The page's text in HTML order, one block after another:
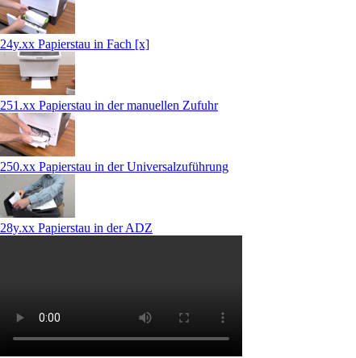
24y.xx Papierstau in Fach [x]
251.xx Papierstau in der manuellen Zufuhr
250.xx Papierstau in der Universalzuführung
28y.xx Papierstau in der ADZ